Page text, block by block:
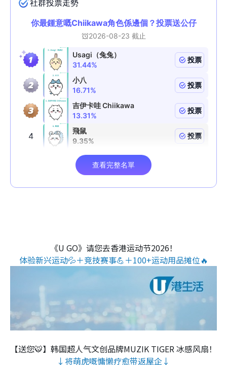
《U GO》请您去香港运动节2026！
体验新兴运动💦＋竞技赛事💪＋100+运动用品摊位🔥
【送您🐯】韩国超人气文创品牌MUZIK TIGER 冰感风扇！
↓将萌虎嘅慵懒疗愈带返屋企↓